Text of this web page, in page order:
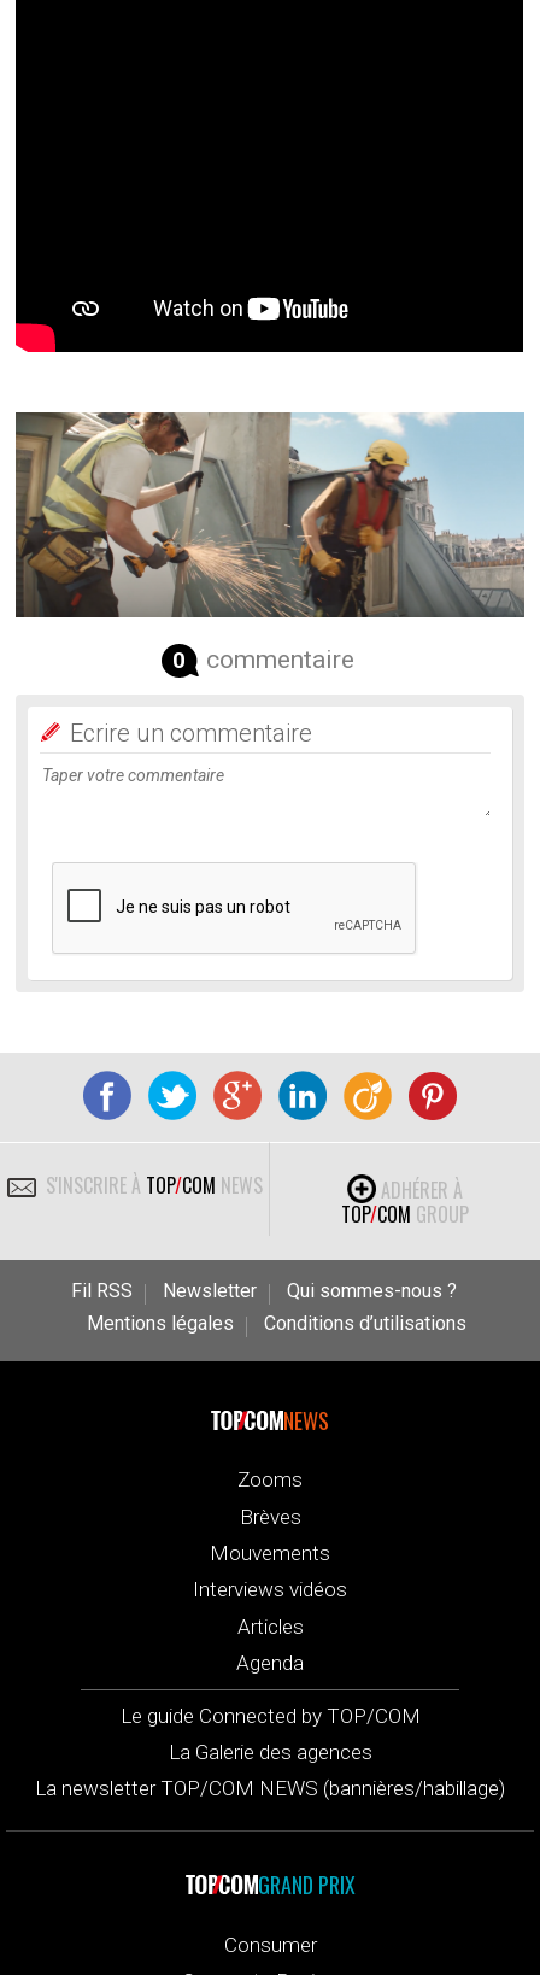
0 commentaire
Ecrire un commentaire
S'INSCRIRE À TOP/COM NEWS
ADHÉRER À
TOP/COM GROUP
Fil RSS Newsletter
Qui sommes-nous ?
Mentions légales
Conditions d’utilisations
NEWS
Zooms
Brèves
Mouvements
Interviews vidéos
Articles
Agenda
Le guide Connected by TOP/COM
La Galerie des agences
La newsletter TOP/COM NEWS (bannières/habillage)
GRAND PRIX
Consumer